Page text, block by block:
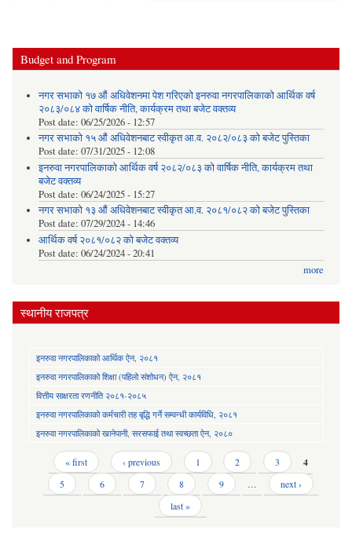
Budget and Program
नगर सभाको १७ औं अधिवेशनमा पेश गरिएको इनरुवा नगरपालिकाको आर्थिक वर्ष
२०८३/०८४ को वार्षिक नीति, कार्यक्रम तथा बजेट वक्तव्य
Post date: 06/25/2026 - 12:57
नगर सभाको १५ औं अधिवेशनबाट स्वीकृत आ.व. २०८२/०८३ को बजेट पुस्तिका
Post date: 07/31/2025 - 12:08
इनरुवा नगरपालिकाको आर्थिक वर्ष २०८२/०८३ को वार्षिक नीति, कार्यक्रम तथा
बजेट वक्तव्य
Post date: 06/24/2025 - 15:27
नगर सभाको १३ औं अधिवेशनबाट स्वीकृत आ.व. २०८१/०८२ को बजेट पुस्तिका
Post date: 07/29/2024 - 14:46
आर्थिक वर्ष २०८१/०८२ को बजेट वक्तव्य
Post date: 06/24/2024 - 20:41
more
स्थानीय राजपत्र
इनरुवा नगरपालिकाको आर्थिक ऐन, २०८१
इनरुवा नगरपालिकाको शिक्षा (पहिलो संशोधन) ऐन, २०८१
वित्तीय साक्षरता रणनीति २०८१-२०८५
इनरुवा नगरपालिकाको कर्मचारी तह बृद्धि गर्ने सम्वन्धी कार्यविधि, २०८१
इनरुवा नगरपालिकाको खानेपानी, सरसफाई तथा स्वच्छता ऐन, २०८०
Pages « first ‹ previous 1 2 3 4
5 6 7 8 9 …
next ›
last »